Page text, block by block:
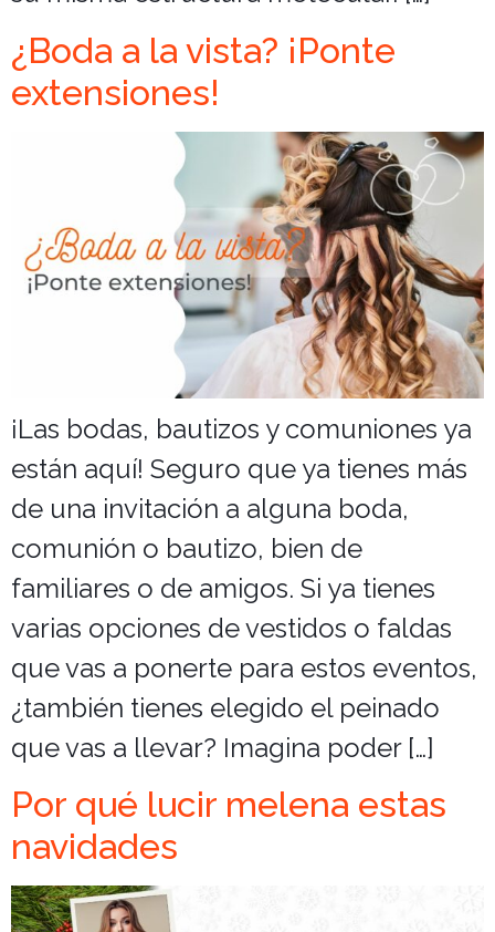
¿Boda a la vista? ¡Ponte
extensiones!
¡Las bodas, bautizos y comuniones ya
están aquí! Seguro que ya tienes más
de una invitación a alguna boda,
comunión o bautizo, bien de
familiares o de amigos. Si ya tienes
varias opciones de vestidos o faldas
que vas a ponerte para estos eventos,
¿también tienes elegido el peinado
que vas a llevar? Imagina poder […]
Por qué lucir melena estas
navidades